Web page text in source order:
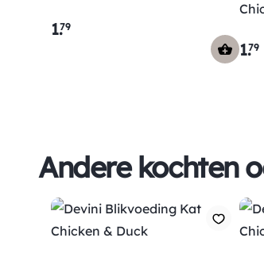
1.79
1.79
Andere kochten